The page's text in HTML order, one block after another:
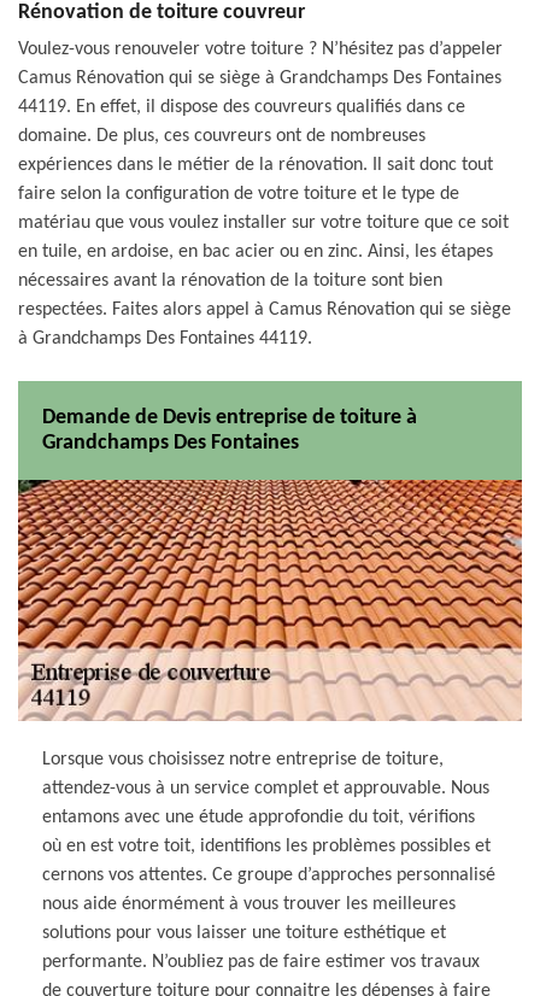
Rénovation de toiture couvreur
Voulez-vous renouveler votre toiture ? N’hésitez pas d’appeler
Camus Rénovation qui se siège à Grandchamps Des Fontaines
44119. En effet, il dispose des couvreurs qualifiés dans ce
domaine. De plus, ces couvreurs ont de nombreuses
expériences dans le métier de la rénovation. Il sait donc tout
faire selon la configuration de votre toiture et le type de
matériau que vous voulez installer sur votre toiture que ce soit
en tuile, en ardoise, en bac acier ou en zinc. Ainsi, les étapes
nécessaires avant la rénovation de la toiture sont bien
respectées. Faites alors appel à Camus Rénovation qui se siège
à Grandchamps Des Fontaines 44119.
Demande de Devis entreprise de toiture à
Grandchamps Des Fontaines
Lorsque vous choisissez notre entreprise de toiture,
attendez-vous à un service complet et approuvable. Nous
entamons avec une étude approfondie du toit, vérifions
où en est votre toit, identifions les problèmes possibles et
cernons vos attentes. Ce groupe d’approches personnalisé
nous aide énormément à vous trouver les meilleures
solutions pour vous laisser une toiture esthétique et
performante. N’oubliez pas de faire estimer vos travaux
de couverture toiture pour connaitre les dépenses à faire